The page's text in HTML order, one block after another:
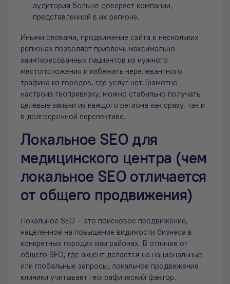
аудитория больше доверяет компании,
представленной в их регионе.
Иными словами, продвижение сайта в нескольких
регионах позволяет привлечь максимально
заинтересованных пациентов из нужного
местоположения и избежать нерелевантного
трафика из городов, где услуг нет. Грамотно
настроив геопривязку, можно стабильно получать
целевые заявки из каждого региона как сразу, так и
в долгосрочной перспективе.
Локальное SEO для
медицинского центра (чем
локальное SEO отличается
от общего продвижения)
Локальное SEO – это поисковое продвижение,
нацеленное на повышение видимости бизнеса в
конкретных городах или районах. В отличие от
общего SEO, где акцент делается на национальные
или глобальные запросы, локальное продвижение
клиники учитывает географический фактор.